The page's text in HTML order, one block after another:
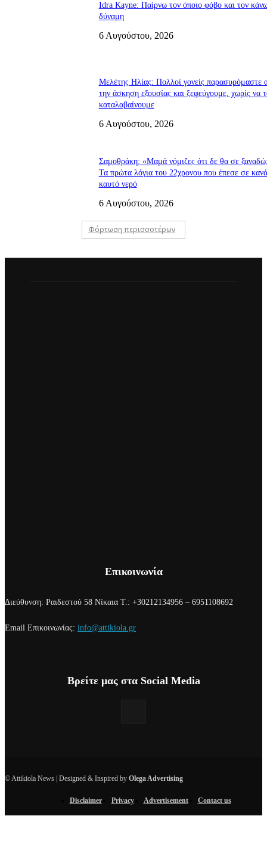
Idra Kayne: Παίρνω τον όποιο φόβο και τον
δύναμη
6 Αυγούστου, 2026
Μελέτης Ηλίας: Πολλοί γονείς παρασυρόμαστε
την άσκηση εξουσίας και ξεφεύγουμε, χωρίς να
καταλαβαίνουμε
6 Αυγούστου, 2026
Σαμοθράκη: «Μαμά νόμιζες ότι δε θα σε
Τα πρώτα λόγια του 22χρονου που έπεσε σε
καυτό νερό
6 Αυγούστου, 2026
Φόρτωση περισσοτέρων
Επικοινωνία
Διεύθυνση: Ραιδεστού 58 Νίκαια Τ.: +30212134956 – 6951108692
Email Επικοινωνίας: info@attikiola.gr
Βρείτε μας στα Social Media
© Attikiola News | Designed & Inspired by Olega Advertising
Disclaimer Privacy Advertisement Contact us